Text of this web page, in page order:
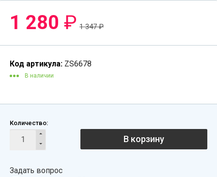
1 280 ₽ 1 347₽
Код артикула: ZS6678
В наличии
Количество:
В корзину
Задать вопрос